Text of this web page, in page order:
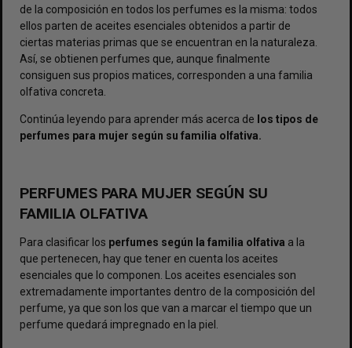
de la composición en todos los perfumes es la misma: todos
ellos parten de aceites esenciales obtenidos a partir de
ciertas materias primas que se encuentran en la naturaleza.
Así, se obtienen perfumes que, aunque finalmente
consiguen sus propios matices, corresponden a una familia
olfativa concreta.
Continúa leyendo para aprender más acerca de los tipos de
perfumes para mujer según su familia olfativa.
PERFUMES PARA MUJER SEGÚN SU
FAMILIA OLFATIVA
Para clasificar los perfumes según la familia olfativa a la
que pertenecen, hay que tener en cuenta los aceites
esenciales que lo componen. Los aceites esenciales son
extremadamente importantes dentro de la composición del
perfume, ya que son los que van a marcar el tiempo que un
perfume quedará impregnado en la piel.